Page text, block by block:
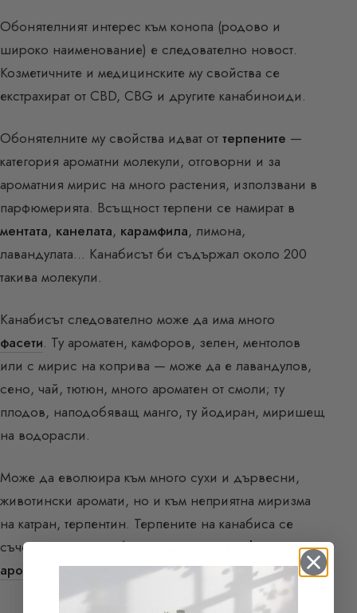
Обонятелният интерес към конопа (родово и
широко наименование) е следователно новост.
Козметичните и медицинските му свойства се
екстрахират от CBD, CBG и другите канабиноиди.
Обонятелните му свойства идват от терпените —
категория ароматни молекули, отговорни и за
ароматния мирис на много растения, използвани в
парфюмерията. Всъщност терпени се намират в
ментата, канелата, карамфила, лимона,
лавандулата… Канабисът би съдържал около 200
такива молекули.
Канабисът следователно може да има много
фасети. Ту ароматен, камфоров, зелен, ментолов
или с мирис на коприва — може да е лавандулов,
сено, чай, тютюн, много ароматен от смоли; ту
плодов, наподобяващ манго, ту йодиран, миришещ
на водорасли.
Може да еволюира към много сухи и дървесни,
животински аромати, но и към неприятна миризма
на катран, терпентин. Терпените на канабиса се
съчетават много добре сдървесните,Chypreи
ароматнитенотки.